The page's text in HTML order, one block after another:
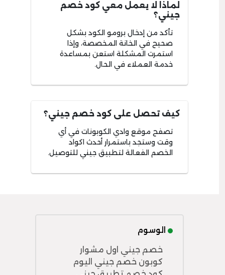
لماذا لا يعمل معي كود خصم
جيني؟
تأكد من إدخال برومو الكود بشكل
صحيح في الخانة المخصصة، وإذا
استمرت المشكلة استعن بمساعدة
خدمة العملاء في الحال.
كيف تحصل على كود خصم جيني؟
تصفح موقع وادي الكوبونات في أي
وقت وستجد باستمرار أحدث اكواد
الخصم الفعالة لتطبيق جيني للتوصيل.
الوسوم
خصم جيني اول مشوار
كوبون خصم جيني اليوم